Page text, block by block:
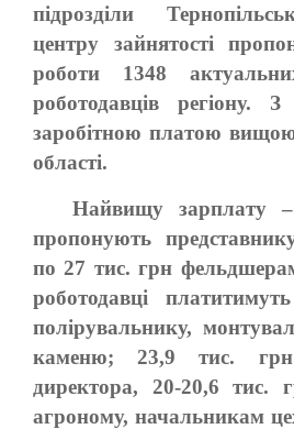
підрозділи
центру зайнятості
роботи 1348
роботодавців
заробітною платою вищою
області.
Найвищу зарплату
пропонують
по 27 тис. грн
роботодавці
полірувальнику,
каменю; 23,9 тис.
директора, 20-20,6 тис.
агроному, начальникам